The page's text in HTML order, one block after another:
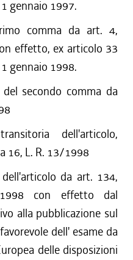
gennaio 1997.
comma da art. 4,
effetto, ex articolo 33
gennaio 1998.
secondo comma da
dell'articolo,
16, L. R. 13/1998
da art. 134,
con effetto dal
alla pubblicazione sul
dell' esame da
delle disposizioni